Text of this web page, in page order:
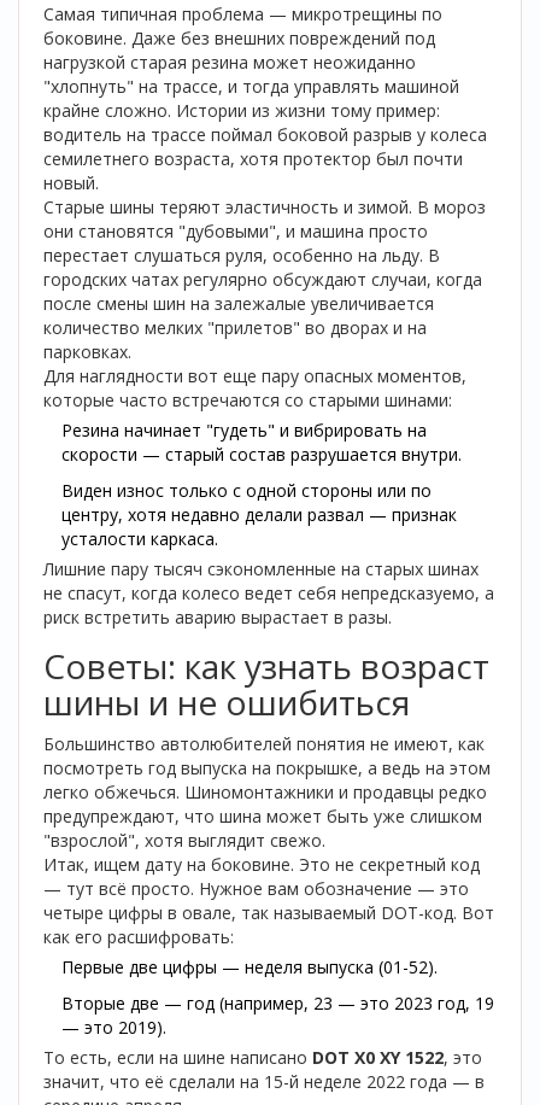
Самая типичная проблема — микротрещины по
боковине. Даже без внешних повреждений под
нагрузкой старая резина может неожиданно
"хлопнуть" на трассе, и тогда управлять машиной
крайне сложно. Истории из жизни тому пример:
водитель на трассе поймал боковой разрыв у колеса
семилетнего возраста, хотя протектор был почти
новый.
Старые шины теряют эластичность и зимой. В мороз
они становятся "дубовыми", и машина просто
перестает слушаться руля, особенно на льду. В
городских чатах регулярно обсуждают случаи, когда
после смены шин на залежалые увеличивается
количество мелких "прилетов" во дворах и на
парковках.
Для наглядности вот еще пару опасных моментов,
которые часто встречаются со старыми шинами:
Резина начинает "гудеть" и вибрировать на
скорости — старый состав разрушается внутри.
Виден износ только с одной стороны или по
центру, хотя недавно делали развал — признак
усталости каркаса.
Лишние пару тысяч сэкономленные на старых шинах
не спасут, когда колесо ведет себя непредсказуемо, а
риск встретить аварию вырастает в разы.
Советы: как узнать возраст
шины и не ошибиться
Большинство автолюбителей понятия не имеют, как
посмотреть год выпуска на покрышке, а ведь на этом
легко обжечься. Шиномонтажники и продавцы редко
предупреждают, что шина может быть уже слишком
"взрослой", хотя выглядит свежо.
Итак, ищем дату на боковине. Это не секретный код
— тут всё просто. Нужное вам обозначение — это
четыре цифры в овале, так называемый DOT-код. Вот
как его расшифровать:
Первые две цифры — неделя выпуска (01-52).
Вторые две — год (например, 23 — это 2023 год, 19
— это 2019).
То есть, если на шине написано DOT X0 XY 1522, это
значит, что её сделали на 15-й неделе 2022 года — в